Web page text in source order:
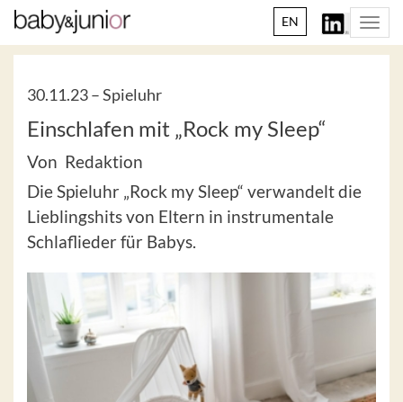
EN
30.11.23 –Spieluhr
Einschlafen mit „Rock my Sleep“
Von Redaktion
Die Spieluhr „Rock my Sleep“ verwandelt die
Lieblingshits von Eltern in instrumentale
Schlaflieder für Babys.